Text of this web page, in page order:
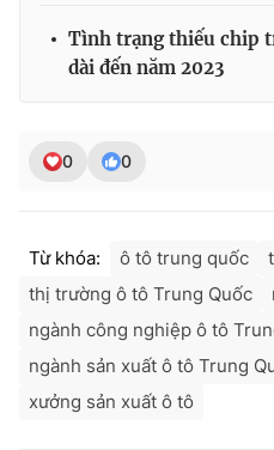
Tình trạng thiếu chip
dài đến năm 2023
0 0
Từ khóa: ô tô trung quốc
thị trường ô tô Trung Quốc
ngành công nghiệp ô tô
ngành sản xuất ô tô Trung
xưởng sản xuất ô tô